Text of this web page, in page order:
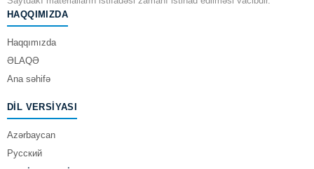
HAQQIMIZDA
Haqqımızda
ƏLAQƏ
Ana səhifə
DIL VERSIYASI
Azərbaycan
Русский